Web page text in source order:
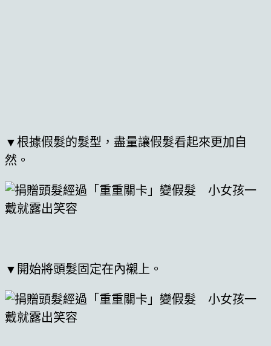
▼根據假髮的髮型，盡量讓假髮看起來更加自
然。
▼開始將頭髮固定在內襯上。